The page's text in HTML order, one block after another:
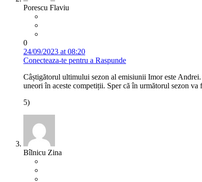
Porescu Flaviu
0
24/09/2023 at 08:20
Conecteaza-te pentru a Raspunde
Câștigătorul ultimului sezon al emisiunii Imor este
uneori în aceste competiții. Sper că în următorul sezon
5)
Bîlnicu Zina